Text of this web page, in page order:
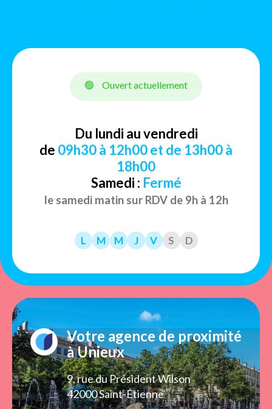
🟢 Ouvert actuellement
Du lundi au vendredi
de 09h30 à 12h00 et de 13h00 à
18h00
Samedi : Fermé
le samedi matin sur RDV de 9h à 12h
L M M J V S D
Votre agence de proximité
à Unieux
9, rue du Président Wilson
42000 Saint-Étienne